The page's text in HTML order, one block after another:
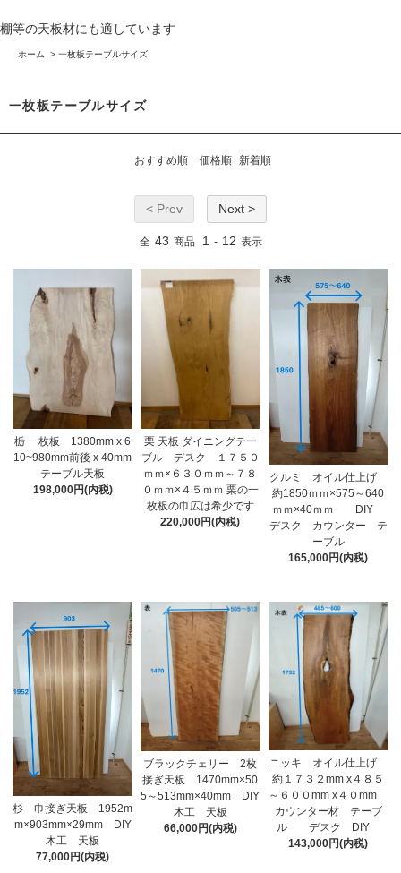
棚等の天板材にも適しています
ホーム > 一枚板テーブルサイズ
一枚板テーブルサイズ
おすすめ順 価格順 新着順
< Prev Next >
全 43 商品 1 - 12 表示
栃 一枚板 1380mm x 6
10~980mm前後 x 40mm
テーブル天板
198,000円(内税)
栗 天板 ダイニングテー
ブル デスク １７５０
ｍｍ×６３０ｍｍ～７８
０ｍｍ×４５ｍｍ 栗の一
枚板の巾広は希少です
220,000円(内税)
クルミ オイル仕上げ
約1850ｍｍ×575～640
ｍｍ×40ｍｍ DIY
デスク カウンター テ
ーブル
165,000円(内税)
杉 巾接ぎ天板 1952m
m×903mm×29mm DIY
木工 天板
77,000円(内税)
ブラックチェリー 2枚
接ぎ天板 1470mm×50
5～513mm×40mm DIY
木工 天板
66,000円(内税)
ニッキ オイル仕上げ
約１７３２mm x４８５
～６００mm x４０mm
カウンター材 テーブ
ル デスク DIY
143,000円(内税)